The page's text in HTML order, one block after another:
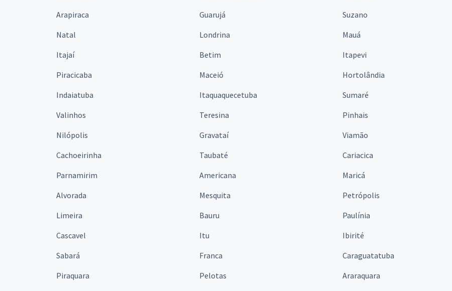
Arapiraca
Guarujá Suzano
Natal
Londrina Mauá
Itajaí
Betim Itapevi
Piracicaba
Maceió Hortolândia
Indaiatuba
Itaquaquecetuba Sumaré
Valinhos
Teresina Pinhais
Nilópolis
Gravataí Viamão
Cachoeirinha
Taubaté Cariacica
Parnamirim
Americana Maricá
Alvorada
Mesquita Petrópolis
Limeira
Bauru Paulínia
Cascavel
Itu Ibirité
Sabará
Franca Caraguatatuba
Piraquara
Pelotas Araraquara